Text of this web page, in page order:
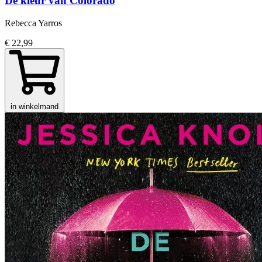
Rebecca Yarros
€ 22,99
in winkelmand